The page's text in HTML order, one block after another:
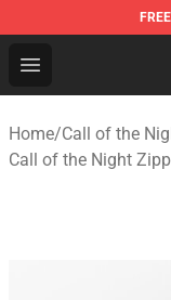
FREE
Open menu
Call of the
Home/Call of the
Call of the Night